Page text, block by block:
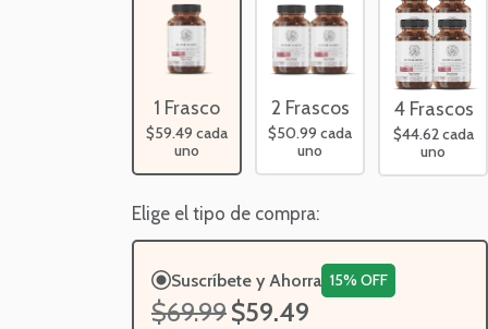
las
reseñas
1 Frasco
$59.49 cada
uno
2 Frascos
$50.99 cada
uno
4 Frascos
$44.62cada
uno
Elige el tipo de compra:
Suscríbete y Ahorra 15% OFF
$69.99$59.49